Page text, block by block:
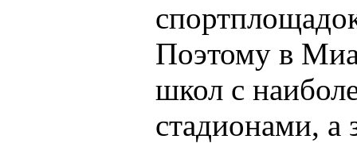
Поэтому в
школ с
стадионами, а